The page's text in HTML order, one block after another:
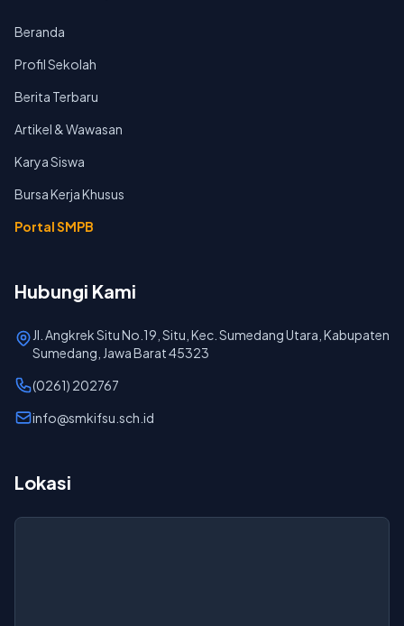
Beranda
Profil Sekolah
Berita Terbaru
Artikel & Wawasan
Karya Siswa
Bursa Kerja Khusus
Portal SMPB
Hubungi Kami
Jl. Angkrek Situ No.19, Situ, Kec. Sumedang Utara, Kabupaten
Sumedang, Jawa Barat 45323
(0261) 202767
info@smkifsu.sch.id
Lokasi